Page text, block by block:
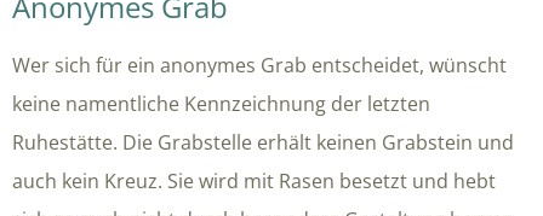
Wer sich für ein anonymes Grab entscheidet, wünscht
keine namentliche Kennzeichnung der letzten
Ruhestätte. Die Grabstelle erhält keinen Grabstein und
auch kein Kreuz. Sie wird mit Rasen besetzt und hebt